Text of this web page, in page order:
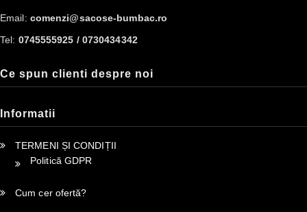
Email: comenzi@sacose-bumbac.ro
Tel: 0745555925 / 0730434342
Ce spun clienti despre noi
Informatii
TERMENI ȘI CONDIȚII
Politică GDPR
Cum cer ofertă?